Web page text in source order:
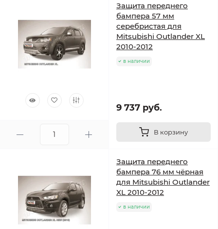
Защита переднего
бампера 57 мм
серебристая для
Mitsubishi Outlander XL
2010-2012
в наличии
9 737 руб.
В корзину
Защита переднего
бампера 76 мм чёрная
для Mitsubishi Outlander
XL 2010-2012
в наличии